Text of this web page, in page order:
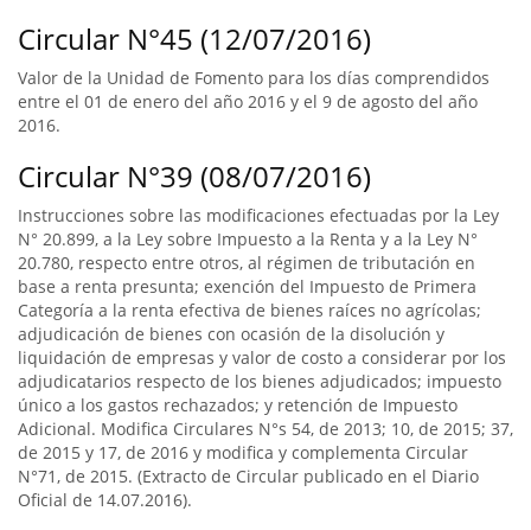
Circular N°45 (12/07/2016)
Valor de la Unidad de Fomento para los días comprendidos
entre el 01 de enero del año 2016 y el 9 de agosto del año
2016.
Circular N°39 (08/07/2016)
Instrucciones sobre las modificaciones efectuadas por la Ley
N° 20.899, a la Ley sobre Impuesto a la Renta y a la Ley N°
20.780, respecto entre otros, al régimen de tributación en
base a renta presunta; exención del Impuesto de Primera
Categoría a la renta efectiva de bienes raíces no agrícolas;
adjudicación de bienes con ocasión de la disolución y
liquidación de empresas y valor de costo a considerar por los
adjudicatarios respecto de los bienes adjudicados; impuesto
único a los gastos rechazados; y retención de Impuesto
Adicional. Modifica Circulares N°s 54, de 2013; 10, de 2015; 37,
de 2015 y 17, de 2016 y modifica y complementa Circular
N°71, de 2015. (Extracto de Circular publicado en el Diario
Oficial de 14.07.2016).